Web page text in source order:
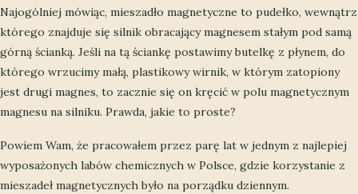
Najogólniej mówiąc, mieszadło magnetyczne to pudełko, wewnątrz
którego znajduje się silnik obracający magnesem stałym pod samą
górną ścianką. Jeśli na tą ściankę postawimy butelkę z płynem, do
którego wrzucimy małą, plastikowy wirnik, w którym zatopiony
jest drugi magnes, to zacznie się on kręcić w polu magnetycznym
magnesu na silniku. Prawda, jakie to proste?
Powiem Wam, że pracowałem przez parę lat w jednym z najlepiej
wyposażonych labów chemicznych w Polsce, gdzie korzystanie z
mieszadeł magnetycznych było na porządku dziennym.